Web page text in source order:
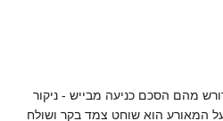
מהם הסכם כניעה מבייש - ניקור
המאורע הוא שוחט צמד בקר ושולח